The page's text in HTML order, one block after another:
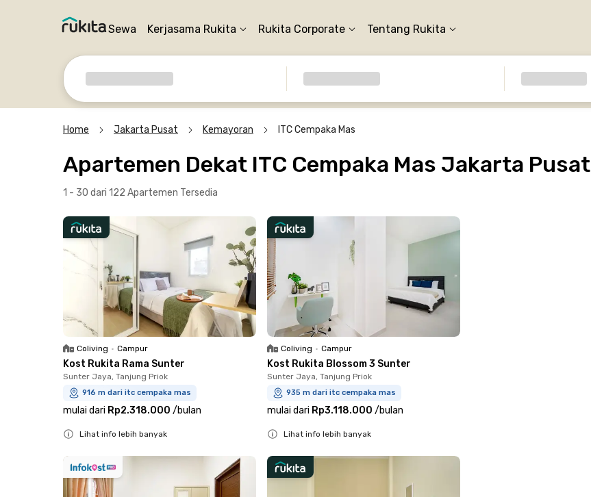
Sewa Kerjasama Rukita Rukita Corporate Tentang Rukita
Home Jakarta Pusat Kemayoran ITC Cempaka Mas
Apartemen Dekat ITC Cempaka Mas Jakarta Pusat
1 - 30 dari 122 Apartemen Tersedia
Coliving • Campur
Kost Rukita Rama Sunter
Sunter Jaya, Tanjung Priok
916 m dari itc cempaka mas
mulai dari Rp2.318.000 /bulan
Lihat info lebih banyak
Coliving • Campur
Kost Rukita Blossom 3 Sunter
Sunter Jaya, Tanjung Priok
935 m dari itc cempaka mas
mulai dari Rp3.118.000 /bulan
Lihat info lebih banyak